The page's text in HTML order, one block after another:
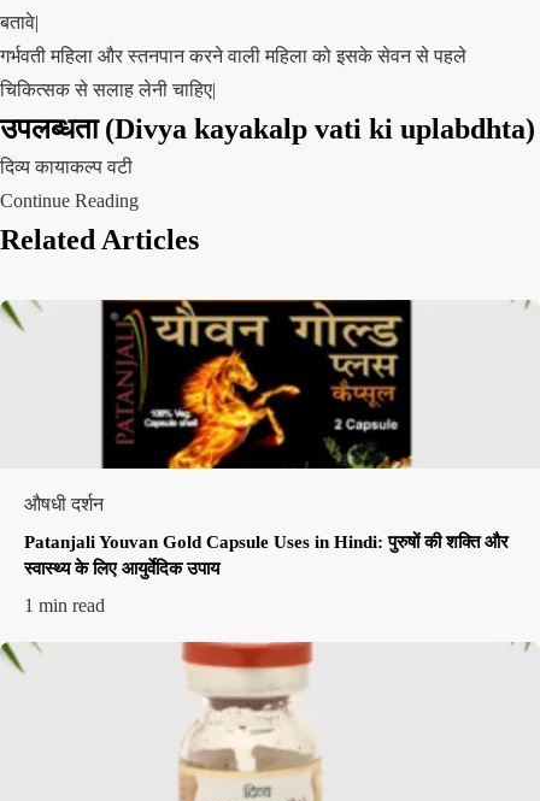
बतावे|
गर्भवती महिला और स्तनपान करने वाली महिला को इसके सेवन से पहले
चिकित्सक से सलाह लेनी चाहिए|
उपलब्धता(Divya kayakalp vati ki uplabdhta)
दिव्य कायाकल्प वटी
Continue Reading
Related Articles
औषधी दर्शन
Patanjali Youvan Gold Capsule Uses in Hindi: पुरुषों की शक्ति और
स्वास्थ्य के लिए आयुर्वेदिक उपाय
1 min read